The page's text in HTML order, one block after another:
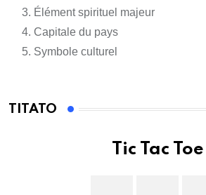
Élément spirituel majeur
Capitale du pays
Symbole culturel
TITATO
Tic Tac Toe